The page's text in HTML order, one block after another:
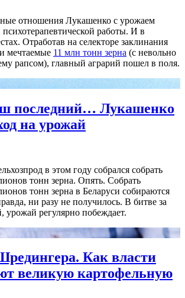
отношения Лукашенко с урожаем
психотерапевтической работы. И в
Отработав на селекторе заклинания
мечтаемые 11 млн тонн зерна (с невольно
рапсом), главный аграрий пошел в поля.
последний… Лукашенко
на урожай
в этом году собрался собрать
тонн зерна. Опять. Собрать
тонн зерна в Беларуси собираются
ни разу не получилось. В битве за
урожай регулярно побеждает.
Как власти
великую картофельную